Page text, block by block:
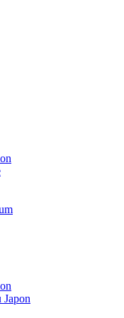
Japon